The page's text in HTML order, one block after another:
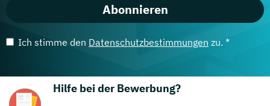
Abonnieren
Ich stimme den Datenschutzbestimmungen zu. *
Hilfe bei der Bewerbung?